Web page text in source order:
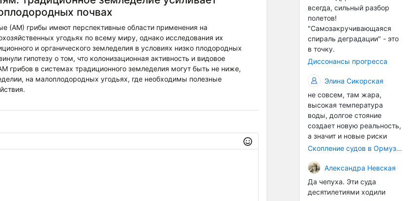
почвах
(АМ) грибы имеют перспективные области применения на
угодьях по всему миру, однако исследования их
и органического земледелия в условиях низко плодородных
гипотезу о том, что колонизационная активность и видовое
грибов в системах традиционного земледелия могут быть не ниже,
на малоплодородных угодьях, где необходимы полезные
другие регионы. Поэтому
проблема вполне реальная
— просто я бы говорила не
о неизбежной катастрофе,
а о повышенном риске,
который нельзя
игнорировать. А так да 👍
всегда, сильный разбор
полетов!
"Самозакручивающаяся
спираль деградации" - это
в точку.
Диссонансы прогресса
Элина Сикорская
не совсем, там жара,
высокая температура
воды, долгое стояние
создает новую реальность,
а значит и новые риски
Скопление судов в Ормузском проливе грозит катастрофическим распространением инвазивных видов
Александра Невская
Да чепуха. Эти суда
десятилетиями ходили